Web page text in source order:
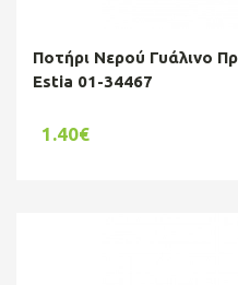
Ποτήρι Νερού Γυάλινο
Estia 01-34467
1.40€